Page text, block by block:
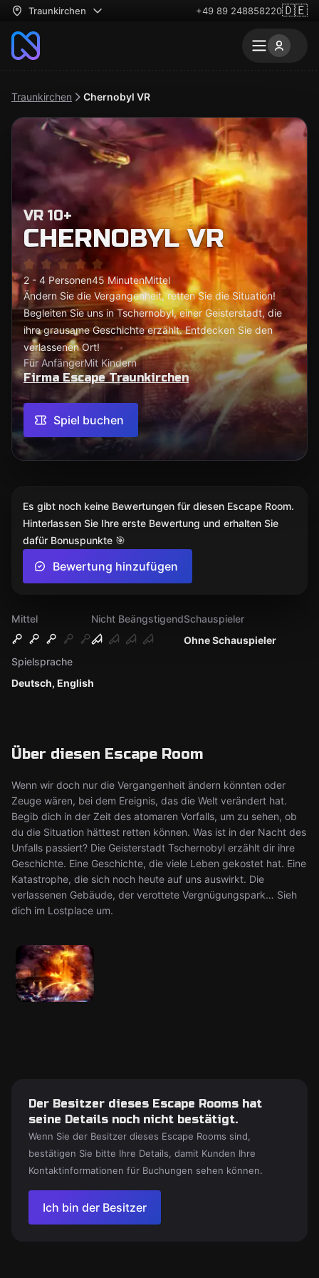
Traunkirchen +49 89 248858220🇩🇪
Traunkirchen Chernobyl VR
VR 10+
CHERNOBYL VR
2 - 4 Personen45 MinutenMittel
Ändern Sie die Vergangenheit, retten Sie die Situation!
Begleiten Sie uns in Tschernobyl, einer Geisterstadt, die
ihre grausame Geschichte erzählt. Entdecken Sie den
verlassenen Ort!
Für AnfängerMit Kindern
Firma Escape Traunkirchen
Spiel buchen
Mittel
Nicht Beängstigend
Ohne Schauspieler
Schauspieler
Deutsch, English
Spielsprache
Über diesen Escape Room
Wenn wir doch nur die Vergangenheit ändern könnten oder
Zeuge wären, bei dem Ereignis, das die Welt verändert hat.
Begib dich in der Zeit des atomaren Vorfalls, um zu sehen, ob
du die Situation hättest retten können. Was ist in der Nacht des
Unfalls passiert? Die Geisterstadt Tschernobyl erzählt dir ihre
Geschichte. Eine Geschichte, die viele Leben gekostet hat. Eine
Katastrophe, die sich noch heute auf uns auswirkt. Die
verlassenen Gebäude, der verottete Vergnügungspark… Sieh
dich im Lostplace um.
Es gibt noch keine Bewertungen für diesen Escape Room.
Hinterlassen Sie Ihre erste Bewertung und erhalten Sie
dafür Bonuspunkte 🎯
Bewertung hinzufügen
Der Besitzer dieses Escape Rooms hat
seine Details noch nicht bestätigt.
Wenn Sie der Besitzer dieses Escape Rooms sind,
bestätigen Sie bitte Ihre Details, damit Kunden Ihre
Kontaktinformationen für Buchungen sehen können.
Ich bin der Besitzer